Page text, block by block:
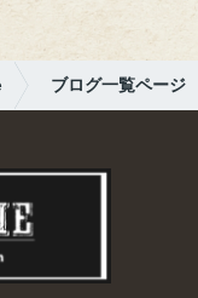
うした構造
です。さら
に高く突き出
ね～。さす
...
ブログ一覧ページ